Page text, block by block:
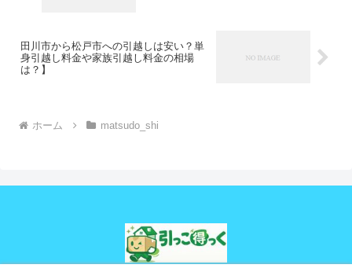
田川市から松戸市への引越しは安い？単
身引越し料金や家族引越し料金の相場
は？】
ホーム matsudo_shi